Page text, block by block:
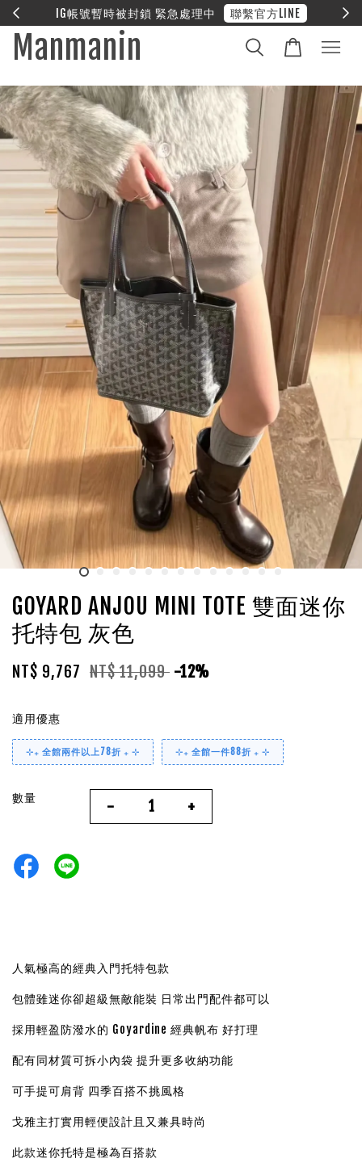
❤︎ 全館滿兩萬享免運
Manmanin
GOYARD ANJOU MINI TOTE 雙面迷你
托特包 灰色
NT$ 9,767 NT$ 11,099 -12%
適用優惠
⊹₊ 全館兩件以上78折 ₊ ⊹ ⊹₊ 全館一件88折 ₊ ⊹
數量 - +
人氣極高的經典入門托特包款
包體雖迷你卻超級無敵能裝 日常出門配件都可以
採用輕盈防潑水的 Goyardine 經典帆布 好打理
配有同材質可拆小內袋 提升更多收納功能
可手提可肩背 四季百搭不挑風格
戈雅主打實用輕便設計且又兼具時尚
此款迷你托特是極為百搭款